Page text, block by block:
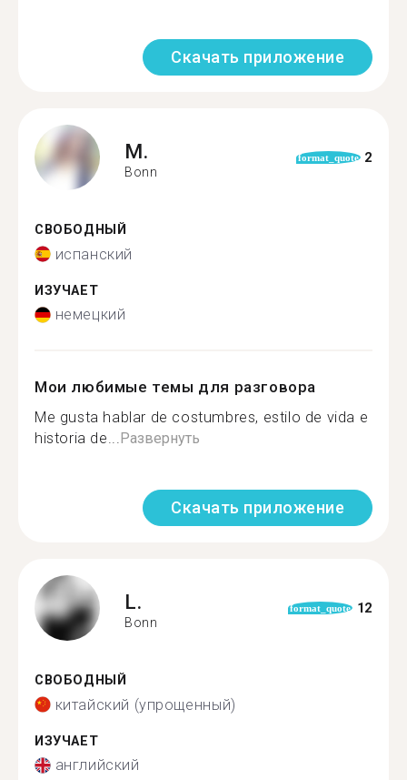
Скачать приложение
M.
Bonn
format_quote 2
СВОБОДНЫЙ
испанский
ИЗУЧАЕТ
немецкий
Мои любимые темы для разговора
Me gusta hablar de costumbres, estilo de vida e
historia de...Развернуть
Скачать приложение
L.
Bonn
format_quote 12
СВОБОДНЫЙ
китайский (упрощенный)
ИЗУЧАЕТ
английский